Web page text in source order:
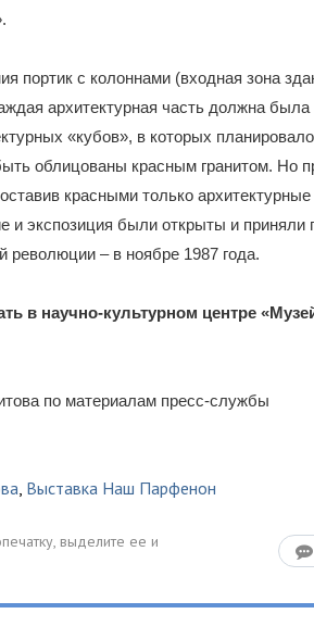
портик с колоннами (входная зона
архитектурная часть должна была
«кубов», в которых
облицованы красным гранитом. Но
красными только
и экспозиция были открыты и приняли
революции – в ноябре 1987 года.
в научно-культурном центре
по материалам пресс-службы
, Выставка Наш Парфенон